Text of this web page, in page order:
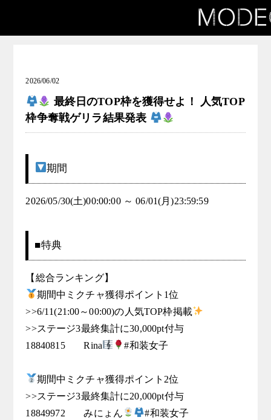
2026/06/02
最終日のTOP枠を獲得せよ！ 人気TOP
枠争奪戦ゲリラ結果発表
期間
2026/05/30(土)00:00:00 ～ 06/01(月)23:59:59
■特典
【総合ランキング】
期間中ミクチャ獲得ポイント1位
>>6/11(21:00～00:00)の人気TOP枠掲載
>>ステージ3最終集計に30,000pt付与
18840815	Rina
#和装女子
期間中ミクチャ獲得ポイント2位
>>ステージ3最終集計に20,000pt付与
18849972	みにょん
#和装女子